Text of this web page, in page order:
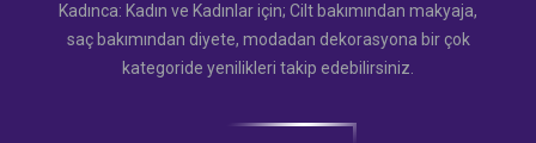
Kadınca: Kadın ve Kadınlar için; Cilt bakımından makyaja,
saç bakımından diyete, modadan dekorasyona bir çok
kategoride yenilikleri takip edebilirsiniz.